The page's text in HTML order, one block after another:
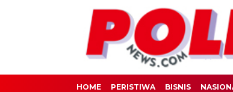
HOME PERISTIWA BISNIS